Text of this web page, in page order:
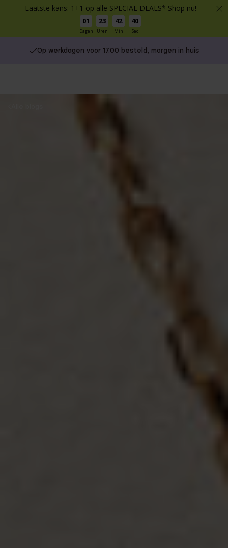
Laatste kans: 1+1 op alle SPECIAL DEALS* Shop nu!
01
Dagen
23
Uren
42
Min
38
Sec
Gratis verzending vanaf €49